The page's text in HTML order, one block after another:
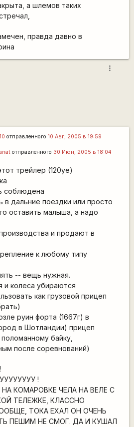
а шлемов таких
правда давно в
more_vert
отправленного 10 Авг, 2005 в 19:59
отправленного 30 Июн, 2005 в 18:04
трейлер (120уе)
соблюдена
в дальние поездки или просто
оставить малыша, а надо
и продают в
к любому типу
-- вещь нужная.
и колеса убираются
как грузовой прицеп
руин форта (1667г) в
в Шотландии) прицеп
байку,
после соревнований)
!
КОМАРОВКЕ ЧЕЛА НА ВЕЛЕ С
ТЕЛЕЖКЕ, КЛАССНО
ТОКА ЕХАЛ ОН ОЧЕНЬ
ПЕШИМ НЕ СМОГ. ДА И КУШАЛ